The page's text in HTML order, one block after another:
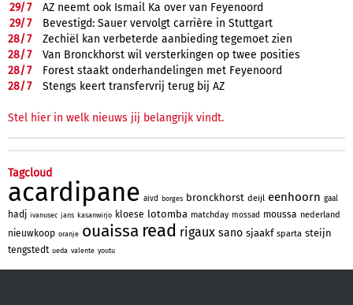
29/7
AZ neemt ook Ismail Ka over van Feyenoord
29/7
Bevestigd: Sauer vervolgt carrière in Stuttgart
28/7
Zechiël kan verbeterde aanbieding tegemoet zien
28/7
Van Bronckhorst wil versterkingen op twee posities
28/7
Forest staakt onderhandelingen met Feyenoord
28/7 Stengs keert transfervrij terug bij AZ
Stel hier in welk nieuws jij belangrijk vindt.
Tagcloud
acardipane aivd borges bronckhorst deijl eenhoorn gaal
hadj ivanusec jans kasanwirjo kloese lotomba matchday mossad moussa nederland
nieuwkoop oranje ouaissa read rigaux sano sjaakf sparta steijn
tengstedt ueda valente youtu